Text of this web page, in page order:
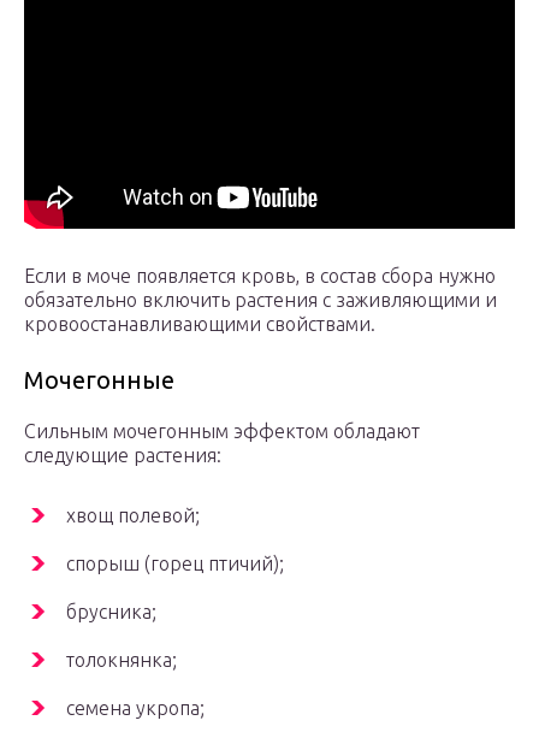
Если в моче появляется кровь, в состав сбора нужно
обязательно включить растения с заживляющими и
кровоостанавливающими свойствами.
Мочегонные
Сильным мочегонным эффектом обладают
следующие растения:
хвощ полевой;
спорыш (горец птичий);
брусника;
толокнянка;
семена укропа;